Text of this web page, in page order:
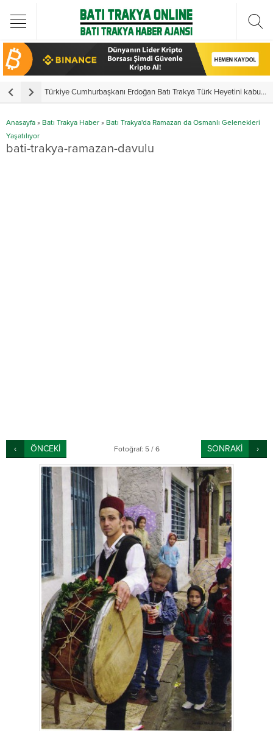
Türkiye Cumhurbaşkanı Erdoğan Batı Trakya Türk Heyetini kabul etti
Anasayfa » Batı Trakya Haber » Batı Trakya'da Ramazan da Osmanlı Gelenekleri
Yaşatılıyor
bati-trakya-ramazan-davulu
ÖNCEKİ Fotoğraf: 5 / 6 SONRAKİ